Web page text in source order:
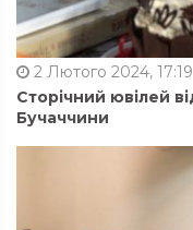
2 Лютого 2024, 17:19
Сторічний ювілей
Бучаччини